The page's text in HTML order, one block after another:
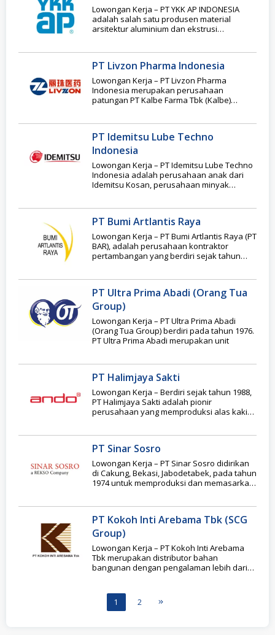
Lowongan Kerja – PT YKK AP INDONESIA
adalah salah satu produsen material
arsitektur aluminium dan ekstrusi
PT Livzon Pharma Indonesia
Lowongan Kerja – PT Livzon Pharma
Indonesia merupakan perusahaan
patungan PT Kalbe Farma Tbk (Kalbe)
PT Idemitsu Lube Techno
Indonesia
Lowongan Kerja – PT Idemitsu Lube Techno
Indonesia adalah perusahaan anak dari
Idemitsu Kosan, perusahaan minyak
PT Bumi Artlantis Raya
Lowongan Kerja – PT Bumi Artlantis Raya (PT
BAR), adalah perusahaan kontraktor
pertambangan yang berdiri sejak tahun
PT Ultra Prima Abadi (Orang Tua
Group)
Lowongan Kerja – PT Ultra Prima Abadi
(Orang Tua Group) berdiri pada tahun 1976.
PT Ultra Prima Abadi merupakan unit
PT Halimjaya Sakti
Lowongan Kerja – Berdiri sejak tahun 1988,
PT Halimjaya Sakti adalah pionir
perusahaan yang memproduksi alas kaki
PT Sinar Sosro
Lowongan Kerja – PT Sinar Sosro didirikan
di Cakung, Bekasi, Jabodetabek, pada tahun
1974 untuk memproduksi dan memasarkan
PT Kokoh Inti Arebama Tbk (SCG
Group)
Lowongan Kerja – PT Kokoh Inti Arebama
Tbk merupakan distributor bahan
bangunan dengan pengalaman lebih dari
1 2